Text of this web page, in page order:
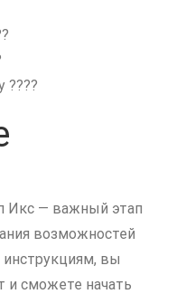
????
Икс — важный этап
возможностей
вы
и сможете начать